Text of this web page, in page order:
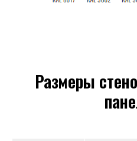
Размеры